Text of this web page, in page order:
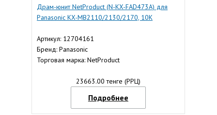
Драм-юнит NetProduct (N-KX-FAD473A) для
Panasonic KX-MB2110/2130/2170, 10K
Артикул: 12704161
Бренд: Panasonic
Торговая марка: NetProduct
23663.00 тенге (РРЦ)
Подробнее